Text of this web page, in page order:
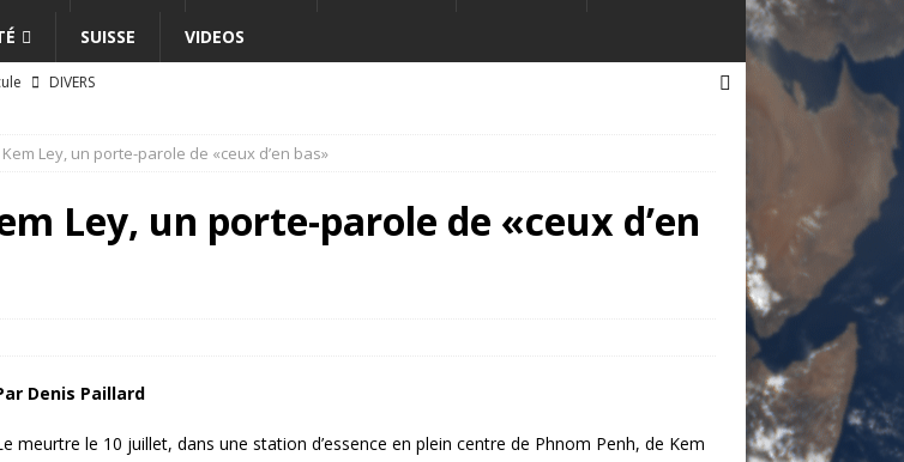
SUISSE VIDEOS
DIVERS
ethnique en Cisjordanie et à Gaza
était une blague de mauvais goût…
Ley, un porte-parole de «ceux d’en bas»
Ley, un porte-parole de «ceux d’en
Denis Paillard
meurtre le 10 juillet, dans une station d’essence en plein centre de Phnom Penh, de Kem